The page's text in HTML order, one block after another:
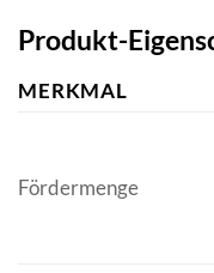
Produkt-
MERKMAL
Fördermenge